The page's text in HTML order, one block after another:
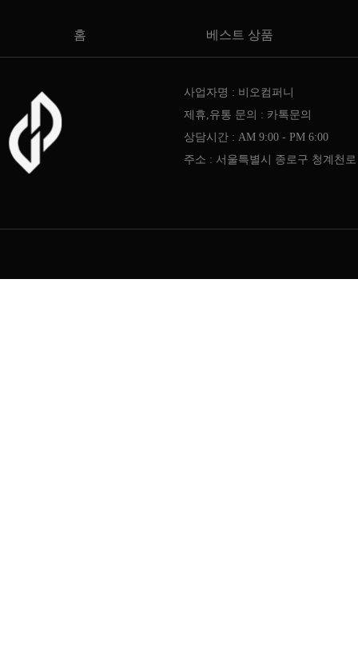
홈 베스트 상품
사업자명 : 비오컴퍼니
제휴,유통 문의 : 카톡문의
상담시간 : AM 9:00 - PM 6:00
주소 : 서울특별시 종로구 청계천로